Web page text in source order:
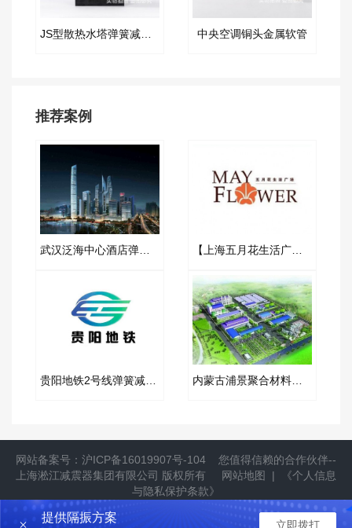
中央空调铜头金属软管
推荐案例
提供隔振方案
立即拨打
网站备案号： 沪ICP备16019907号-104
您值得信赖的合作伙伴--
上海淞江减震器集团有限公司 版权所有 网站地图 |
《个人信息
与隐私保护条款》